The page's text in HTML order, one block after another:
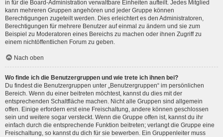
in für die Board-Administration verwaltbare Einheiten aufteilt. Jedes Mitglied
kann mehreren Gruppen angehören und jeder Gruppe können
Berechtigungen zugeteilt werden. Dies erleichtert es den Administratoren,
Berechtigungen für mehrere Benutzer auf einmal zu ändern und sie zum
Beispiel zu Moderatoren eines Bereichs zu machen oder ihnen Zugriff zu
einem nichtöffentlichen Forum zu geben.
Nach oben
Wo finde ich die Benutzergruppen und wie trete ich ihnen bei?
Du findest die Benutzergruppen unter „Benutzergruppen“ im persönlichen
Bereich. Wenn du einer beitreten möchtest, kannst du dies mit der
entsprechenden Schaltfläche machen. Nicht alle Gruppen sind allgemein
offen. Einige erfordern erst eine Freischaltung, andere können geschlossen
sein und weitere sogar versteckt. Wenn die Gruppe offen ist, kannst du ihr
einfach durch die entsprechende Funktion beitreten; verlangt die Gruppe eine
Freischaltung, so kannst du dich für sie bewerben. Ein Gruppenleiter muss